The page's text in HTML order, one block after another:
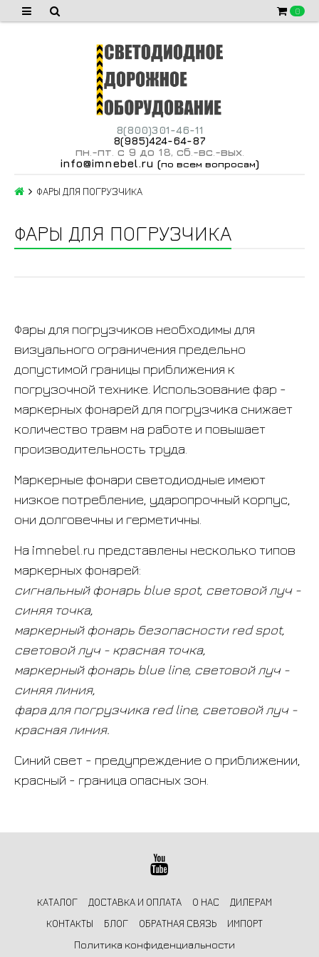
0
8(800)301-46-11
8(985)424-64-87
пн -пт с 9 до 18, сб -вс -вых.
info@imnebel.ru (по всем вопросам)
ФАРЫ ДЛЯ ПОГРУЗЧИКА
ФАРЫ ДЛЯ ПОГРУЗЧИКА
Фары для погрузчиков необходимы для
визуального ограничения предельно
допустимой границы приближения к
погрузочной технике. Использование фар -
маркерных фонарей для погрузчика снижает
количество травм на работе и повышает
производительность труда.
Маркерные фонари светодиодные имеют
низкое потребление, ударопрочный корпус,
они долговечны и герметичны.
На imnebel.ru представлены несколько типов
маркерных фонарей:
сигнальный фонарь blue spot, световой луч -
синяя точка,
маркерный фонарь безопасности red spot,
световой луч - красная точка,
маркерный фонарь blue line, световой луч -
синяя линия,
фара для погрузчика red line, световой луч -
красная линия.
Синий свет - предупреждение о приближении,
красный - граница опасных зон.
КАТАЛОГ ДОСТАВКА И ОПЛАТА О НАС
ДИЛЕРАМ
КОНТАКТЫ
БЛОГ ОБРАТНАЯ СВЯЗЬ
ИМПОРТ
Политика конфиденциальности